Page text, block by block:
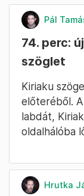
Pál
74. perc:
szöglet
Kiriaku
előteréből.
labdát,
oldalhálóba
Hrutka